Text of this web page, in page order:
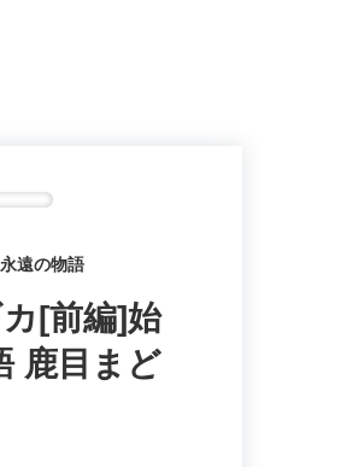
遠の物語
[前編]始
鹿目まど